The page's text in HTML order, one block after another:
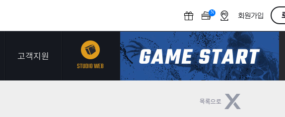
N
F
회원가입
고객지원
STUDIO WEB